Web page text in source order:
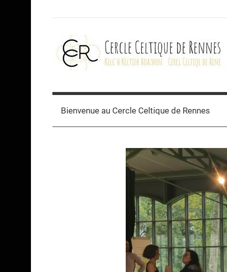
Cercle
celtique
Bienvenue au Cercle Celtique de Rennes